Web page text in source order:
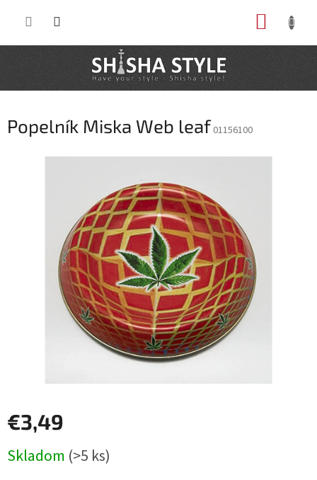
Popelník Miska Web leaf 01156100
€3,49
cena:
Skladom (>5 ks)